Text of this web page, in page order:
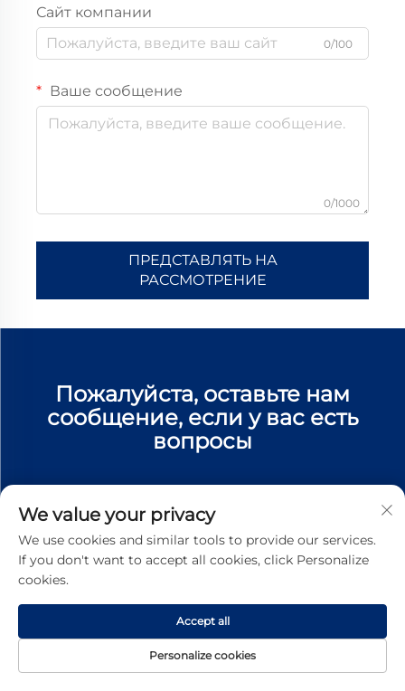
Сайт компании
0/100
Ваше сообщение
0/1000
ПРЕДСТАВЛЯТЬ НА
РАССМОТРЕНИЕ
Пожалуйста, оставьте нам
сообщение, если у вас есть
вопросы
СВЯЖИТЕСЬ С НАМИ
Add: 19-21/F, здание Гуотай, средняя улица Жэньминь,
город Чжанцзяган, провинция Цзянсу, Китай, 215600
ДОМАШНЯЯ
ПРОДУКТЫ
ЭЛЕКТРОННАЯ
ТЕЛ.
We value your privacy
We use cookies and similar tools to provide our services.
If you don't want to accept all cookies, click Personalize
cookies.
Personalize cookies
Accept all